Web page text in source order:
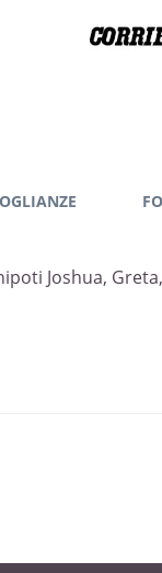
Joshua,